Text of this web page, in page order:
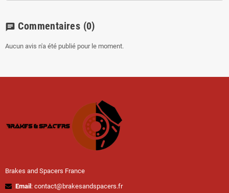
chat Commentaires (0)
Aucun avis n'a été publié pour le moment.
Brakes and Spacers France
Email : contact@brakesandspacers.fr